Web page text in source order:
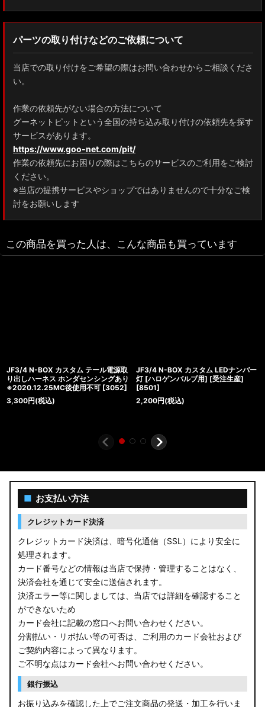
パーツの取り付けなどのご依頼について
当店での取り付けをご希望の際はお問い合わせからご相談くださ
い。
作業の依頼先がない場合の方法について
グーネットピットという全国の持ち込み取り付けの依頼先を探す
サービスがあります。
https://www.goo-net.com/pit/
作業の依頼先にお困りの際はこちらのサービスのご利用をご検討
ください。
※当店の提携サービスやショップではありませんので十分なご検
討をお願いします
この商品を買った人は、こんな商品も買っています
JF3/4 N-BOX カスタム テール電源取
り出しハーネス ホンダセンシングあり
※2020.12.25MC後使用不可 [3052]
3,300円(税込)
JF3/4 N-BOX カスタム LEDナンバー
灯 [ハロゲンバルブ用] [受注生産]
[8501]
2,200円(税込)
■ お支払い方法
クレジットカード決済
クレジットカード決済は、暗号化通信（SSL）により安全に
処理されます。
カード番号などの情報は当店で保持・管理することはなく、
決済会社を通じて安全に送信されます。
決済エラー等に関しましては、当店では詳細を確認すること
ができないため
カード会社に記載の窓口へお問い合わせください。
分割払い・リボ払い等の可否は、ご利用のカード会社および
ご契約内容によって異なります。
ご不明な点はカード会社へお問い合わせください。
銀行振込
お振り込みを確認した上でご注文商品の発送・加工を行いま